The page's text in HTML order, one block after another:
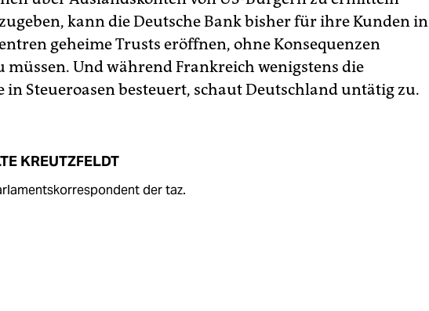
kann die Deutsche Bank bisher für ihre Kunden in
geheime Trusts eröffnen, ohne Konsequenzen
müssen. Und während Frankreich wenigstens die
in Steueroasen besteuert, schaut Deutschland untätig zu.
KREUTZFELDT
der taz.